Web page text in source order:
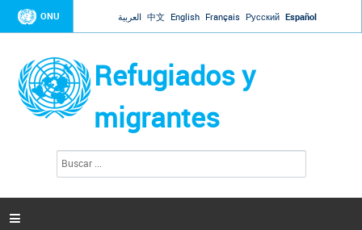
Jump to navigation
ONU العربية 中文 English Français Русский Español
Refugiados y
migrantes
s
